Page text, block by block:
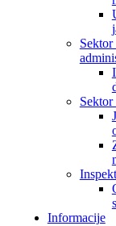
Sektor
Sektor
Informacije